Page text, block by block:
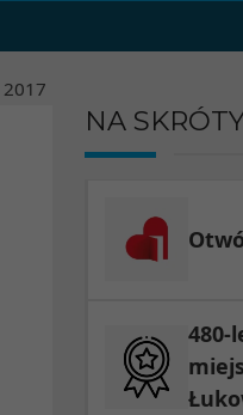
2017
NA
480-